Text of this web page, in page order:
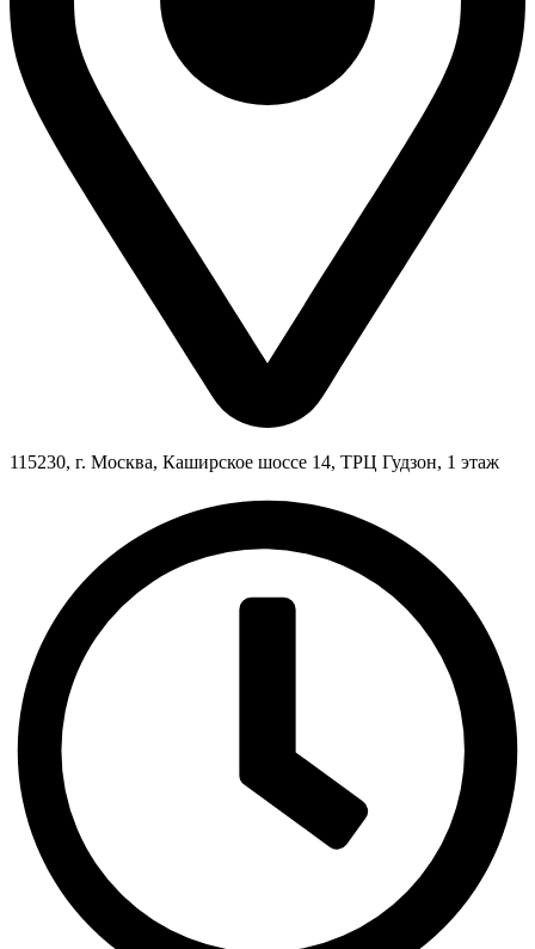
115230, г. Москва, Каширское шоссе 14, ТРЦ Гудзон, 1 этаж